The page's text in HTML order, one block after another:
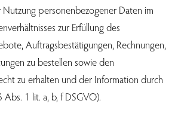
personenbezogener Daten im
zur Erfüllung des
Auftragsbestätigungen, Rechnungen,
zu bestellen sowie den
zu erhalten und der Information durch
1 lit. a, b, f DSGVO).